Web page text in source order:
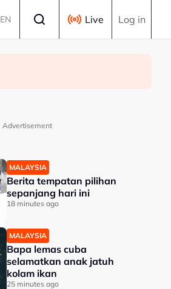
EN Live Log in
Advertisement
MALAYSIA
Berita tempatan pilihan
sepanjang hari ini
18 minutes ago
MALAYSIA
Bapa lemas cuba
selamatkan anak jatuh
kolam ikan
25 minutes ago